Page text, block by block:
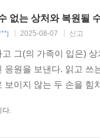
가 민주주의를 발전시킬
없는 상처와 복원될
2025-08-07 신고
그(의 가족이 입은)
응원을 보낸다. 읽고
보이지 않는 두 손을 힘
다.